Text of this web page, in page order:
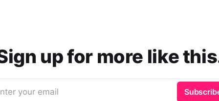
up for more like
your email